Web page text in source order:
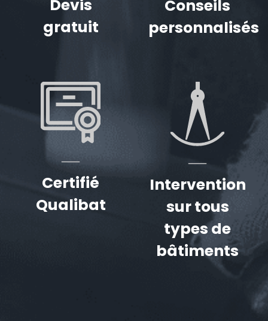
Devis
gratuit
Conseils
personnalisés
Certifié
Qualibat
Intervention
sur tous
types de
bâtiments